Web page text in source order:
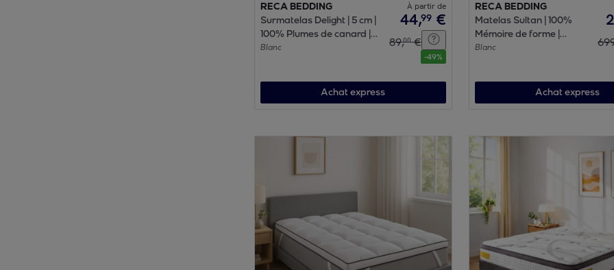
RECA BEDDING
Surmatelas Delight | 5 cm |
100% Plumes de canard |
Sangles de maintien
Blanc
À partir de
44,99 €
89,00 €
-49%
Achat express
RECA BEDDING
Matelas Sultan | 100%
Mémoire de forme |
Surmatelas intégré | 22
Blanc
Achat express